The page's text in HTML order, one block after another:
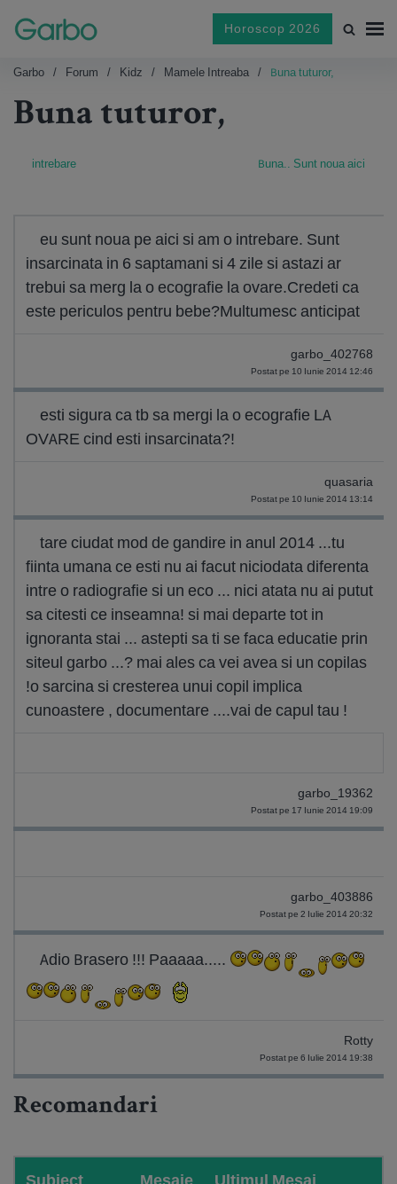
Horoscop 2026
Garbo Forum Kidz Mamele Intreaba Buna tuturor,
Buna tuturor,
intrebare Buna.. Sunt noua aici
eu sunt noua pe aici si am o intrebare. Sunt
insarcinata in 6 saptamani si 4 zile si astazi ar
trebui sa merg la o ecografie la ovare.Credeti ca
este periculos pentru bebe?Multumesc anticipat
garbo_402768
Postat pe 10 Iunie 2014 12:46
esti sigura ca tb sa mergi la o ecografie LA
OVARE cind esti insarcinata?!
quasaria
Postat pe 10 Iunie 2014 13:14
tare ciudat mod de gandire in anul 2014 ...tu
fiinta umana ce esti nu ai facut niciodata diferenta
intre o radiografie si un eco ... nici atata nu ai putut
sa citesti ce inseamna! si mai departe tot in
ignoranta stai ... astepti sa ti se faca educatie prin
siteul garbo ...? mai ales ca vei avea si un copilas
!o sarcina si cresterea unui copil implica
cunoastere , documentare ....vai de capul tau !
garbo_19362
Postat pe 17 Iunie 2014 19:09
garbo_403886
Postat pe 2 Iulie 2014 20:32
Adio Brasero !!! Paaaaa.....
Rotty
Postat pe 6 Iulie 2014 19:38
Recomandari